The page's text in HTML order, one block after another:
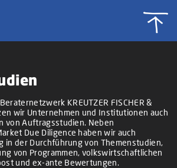
KREUTZER FISCHER &
wir Unternehmen und Institutionen auch
von Auftragsstudien. Neben
Due Diligence haben wir auch
in der Durchführung von Themenstudien,
von Programmen, volkswirtschaftlichen
und ex-ante Bewertungen.